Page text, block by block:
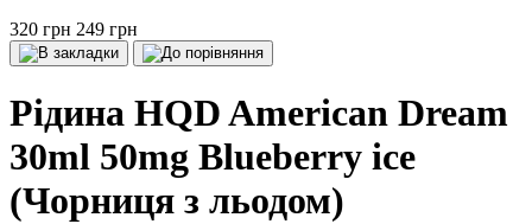
320 грн 249 грн
Рідина HQD American Dream
30ml 50mg Blueberry ice
(Чорниця з льодом)